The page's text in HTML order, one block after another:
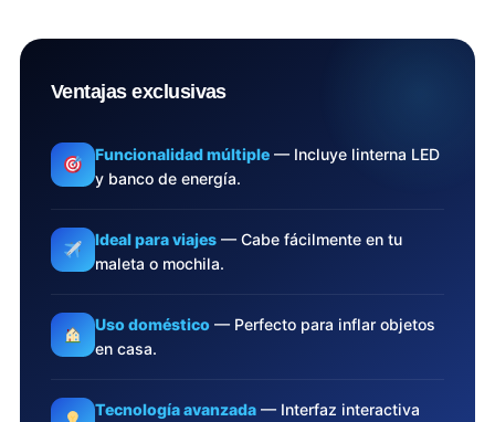
Ventajas exclusivas
Funcionalidad múltiple — Incluye linterna LED
y banco de energía.
Ideal para viajes — Cabe fácilmente en tu
maleta o mochila.
Uso doméstico — Perfecto para inflar objetos
en casa.
Tecnología avanzada — Interfaz interactiva